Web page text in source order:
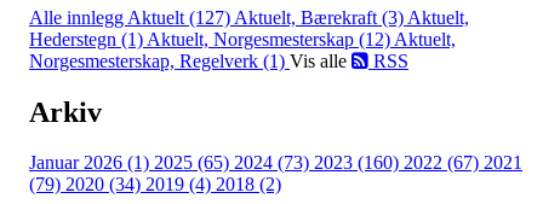
Alle innlegg Aktuelt (127) Aktuelt, Bærekraft (3) Aktuelt,
Hederstegn (1) Aktuelt, Norgesmesterskap (12) Aktuelt,
Norgesmesterskap, Regelverk (1) Vis alle RSS
Arkiv
Januar 2026 (1) 2025 (65) 2024 (73) 2023 (160) 2022 (67) 2021
(79) 2020 (34) 2019 (4) 2018 (2)